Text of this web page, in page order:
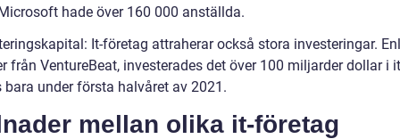
hade över 160 000 anställda.
It-företag attraherar också stora investeringar.
från VentureBeat, investerades det över 100 miljarder dollar i
bara under första halvåret av 2021.
mellan olika it-företag